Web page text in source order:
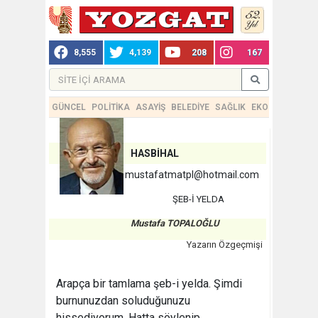
8,555 4,139 208 167
GÜNCEL POLİTİKA ASAYİŞ BELEDİYE SAĞLIK EKONOMİ
HASBİHAL
mustafatmatpl@hotmail.com
ŞEB-İ YELDA
Mustafa TOPALOĞLU
Yazarın Özgeçmişi
Arapça bir tamlama şeb-i yelda. Şimdi
burnunuzdan soluduğunuzu